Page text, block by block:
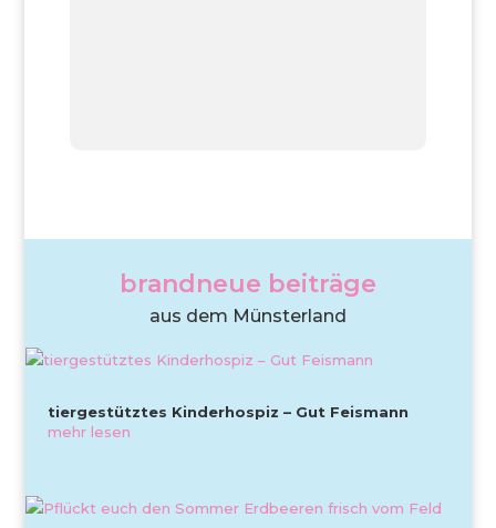
brandneue beiträge
aus dem Münsterland
tiergestütztes Kinderhospiz – Gut Feismann
mehr lesen